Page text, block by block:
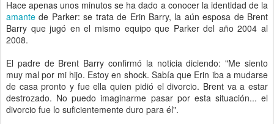
Hace apenas unos minutos se ha dado a conocer la identidad de la
amante de Parker: se trata de Erin Barry, la aún esposa de Brent
Barry que jugó en el mismo equipo que Parker del año 2004 al
2008.
El padre de Brent Barry confirmó la noticia diciendo: "Me siento
muy mal por mi hijo. Estoy en shock. Sabía que Erin iba a mudarse
de casa pronto y fue ella quien pidió el divorcio. Brent va a estar
destrozado. No puedo imaginarme pasar por esta situación... el
divorcio fue lo suficientemente duro para él".